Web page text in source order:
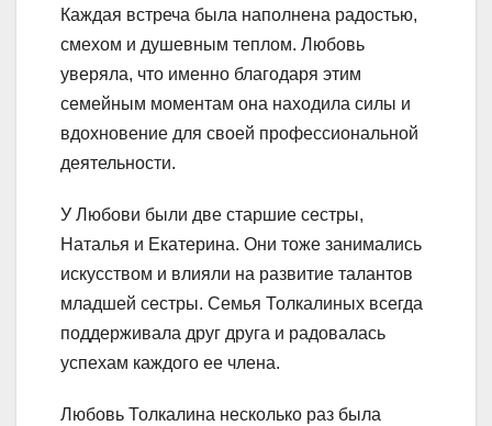
Каждая встреча была наполнена радостью,
смехом и душевным теплом. Любовь
уверяла, что именно благодаря этим
семейным моментам она находила силы и
вдохновение для своей профессиональной
деятельности.
У Любови были две старшие сестры,
Наталья и Екатерина. Они тоже занимались
искусством и влияли на развитие талантов
младшей сестры. Семья Толкалиных всегда
поддерживала друг друга и радовалась
успехам каждого ее члена.
Любовь Толкалина несколько раз была